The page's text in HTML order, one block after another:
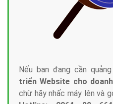
Nếu bạn đang cần
triển Website cho
chừ hãy nhấc máy lên và